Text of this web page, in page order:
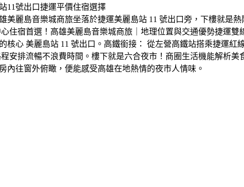
麗島音樂城商旅坐落於捷運美麗島站 11 號出口旁，下樓就是
住宿首選！​高雄美麗島音樂城商旅｜地理位置與交通優勢​捷運雙
心 美麗島站 11 號出口。​高鐵銜接： 從左營高鐵站搭乘捷運紅
安排流暢不浪費時間。樓下就是六合夜市！商圈生活機能解析​美
往窗外俯瞰，便能感受高雄在地熱情的夜市人情味。